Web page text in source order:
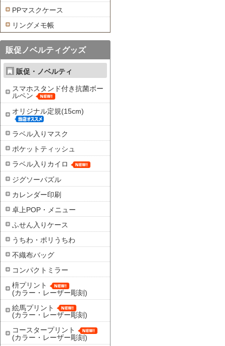
PPマスクケース
リングメモ帳
販促ノベルティグッズ
販促・ノベルティ
スマホスタンド付き抗菌ボー
ルペン
オリジナル定規(15cm)
ラベル入りマスク
ポケットティッシュ
ラベル入りカイロ
ジグソーパズル
カレンダー印刷
卓上POP・メニュー
ふせん入りケース
うちわ・ポリうちわ
不織布バッグ
コンパクトミラー
枡プリント
(カラー・レーザー彫刻)
絵馬プリント
(カラー・レーザー彫刻)
コースタープリント
(カラー・レーザー彫刻)